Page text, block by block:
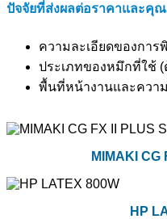
ปัจจัยที่ส่งผลต่อราคาและคุ
ความละเอียดของการ
ประเภทของหมึกที่ใช้
พื้นที่หน้างานและควา
MIMAKI CG
HP